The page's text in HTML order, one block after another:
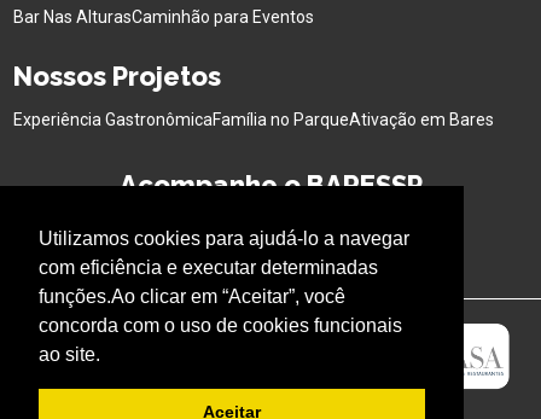
Utilizamos cookies para ajudá-lo a navegar
com eficiência e executar determinadas
funções.Ao clicar em “Aceitar”, você
concorda com o uso de cookies funcionais
ao site.
Aceitar
Bar Nas AlturasCaminhão para Eventos
Nossos Projetos
Experiência GastronômicaFamília no ParqueAtivação em Bares
Acompanhe o BARESSP